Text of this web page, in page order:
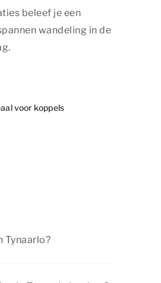
beleef je een
wandeling in de
voor koppels
Tynaarlo?